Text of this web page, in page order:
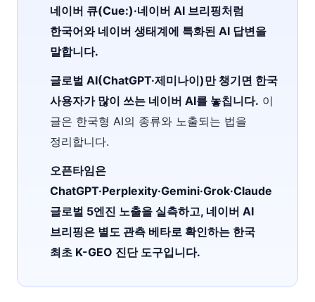
네이버 큐(Cue:)·네이버 AI 브리핑처럼
한국어와 네이버 생태계에 특화된 AI 답변을
말합니다.
글로벌 AI(ChatGPT·제미나이)만 챙기면 한국
사용자가 많이 쓰는 네이버 AI를 놓칩니다. 이
글은 한국형 AI의 종류와 노출되는 법을
정리합니다.
오픈타임은
ChatGPT·Perplexity·Gemini·Grok·Claude
글로벌 5엔진 노출을 실측하고, 네이버 AI
브리핑은 별도 관측 베타로 확인하는 한국
최초 K-GEO 진단 도구입니다.